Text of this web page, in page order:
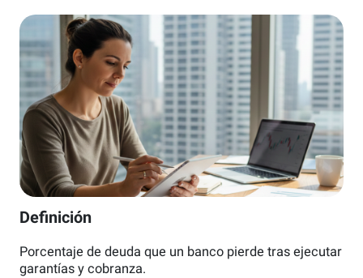
Definición
Porcentaje de deuda que un banco pierde tras ejecutar
garantías y cobranza.